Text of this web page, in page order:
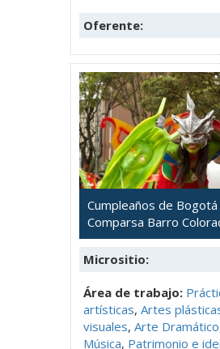
Oferente:
Cumpleaños de Bogotá
Comparsa Barro
Micrositio:
Área de trabajo:
artísticas, Artes
visuales, Arte Dramático
Música, Patrimonio e